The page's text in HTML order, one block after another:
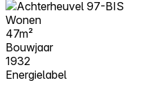
Wonen
47m²
Bouwjaar
1932
Energielabel